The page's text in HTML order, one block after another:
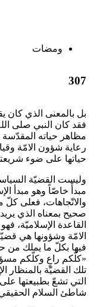
ومضات
307
بل بالمعنى الذي كان
فقد كان النبي صلى
مظاهر حياته المقدّسة
رعاية شؤون الامّة
حياتها على ضوء شريعته
وليست القضيّة
مبدأً خاصّاً وهو مبدأ
والاتّجاهات، فعلى
صحيح بمعناه الذي
القاعدة الإسلاميّة،
الامّة وشؤونها هي
فيها بكلّ ما يملك من
«كلّكم راعٍ وكلّكم
تلك القضيّة بالمنظار
التي تشعّ بطبيعتها
شاطئ السلام